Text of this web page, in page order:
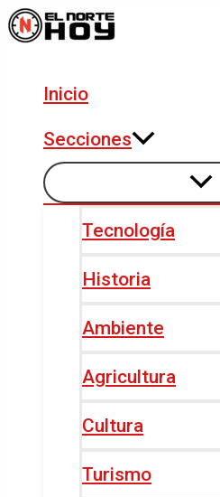
Ir
al
Inicio
Secciones
Tecnología
Historia
Ambiente
Agricultura
Cultura
Turismo
Navegación
de